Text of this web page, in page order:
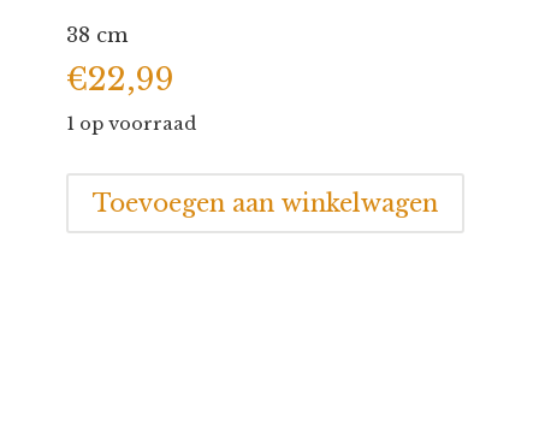
38 cm
€22,99
1 op voorraad
Eco
Nation
Dolfijn
Toevoegen aan winkelwagen